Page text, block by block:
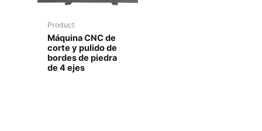
Product
Máquina CNC de
corte y pulido de
bordes de piedra
de 4 ejes